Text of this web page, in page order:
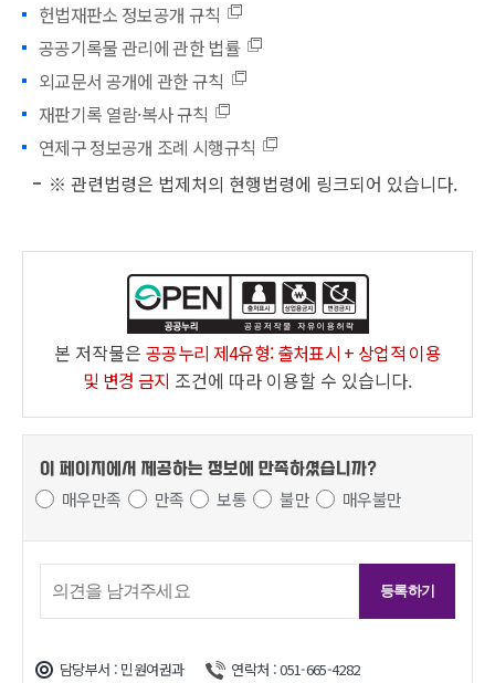
헌법재판소 정보공개 규칙
공공기록물 관리에 관한 법률
외교문서 공개에 관한 규칙
재판기록 열람·복사 규칙
연제구 정보공개 조례 시행규칙
※ 관련법령은 법제처의 현행법령에 링크되어 있습니다.
본 저작물은 공공누리 제4유형: 출처표시 + 상업적 이용
및 변경 금지 조건에 따라 이용할 수 있습니다.
담당부서 : 민원여권과 연락처 : 051-665-4282
이 페이지에서 제공하는 정보에 만족하셨습니까?
매우만족 만족 보통 불만 매우불만